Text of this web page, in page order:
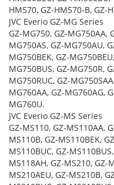
HM570, GZ-HM570-B, GZ-
JVC Everio GZ-MG Series
GZ-MG750, GZ-MG750AA,
MG750AS, GZ-MG750AU,
MG750BEK, GZ-
MG750BUS, GZ-MG750R,
MG750RUC, GZ-
MG760AA, GZ-MG760AG,
MG760U.
JVC Everio GZ-MS Series
GZ-MS110, GZ-MS110AA,
MS110B, GZ-MS110BEK,
MS110BUC, GZ-
MS118AH, GZ-MS210, GZ-
MS210AEU, GZ-MS210B,